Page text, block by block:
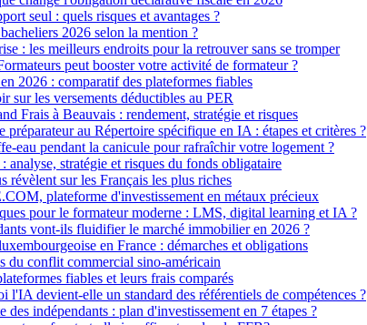
seul : quels risques et avantages ?
2026 selon la mention ?
: les meilleurs endroits pour la retrouver sans se tromper
peut booster votre activité de formateur ?
2026 : comparatif des plateformes fiables
sur les versements déductibles au PER
Frais à Beauvais : rendement, stratégie et risques
préparateur au Répertoire spécifique en IA : étapes et critères ?
eau pendant la canicule pour rafraîchir votre logement ?
stratégie et risques du fonds obligataire
révèlent sur les Français les plus riches
plateforme d'investissement en métaux précieux
pour le formateur moderne : LMS, digital learning et IA ?
vont-ils fluidifier le marché immobilier en 2026 ?
en France : démarches et obligations
du conflit commercial sino‑américain
fiables et leurs frais comparés
l'IA devient-elle un standard des référentiels de compétences ?
des indépendants : plan d'investissement en 7 étapes ?